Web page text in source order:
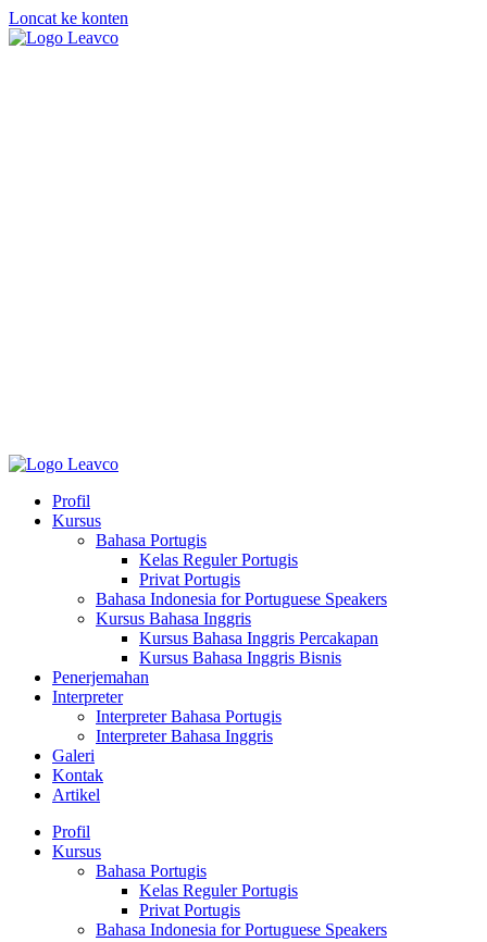
Loncat ke konten
Profil
Kursus
Bahasa Portugis
Kelas Reguler Portugis
Privat Portugis
Bahasa Indonesia for Portuguese Speakers
Kursus Bahasa Inggris
Kursus Bahasa Inggris Percakapan
Kursus Bahasa Inggris Bisnis
Penerjemahan
Interpreter
Interpreter Bahasa Portugis
Interpreter Bahasa Inggris
Galeri
Kontak
Artikel
Profil
Kursus
Bahasa Portugis
Kelas Reguler Portugis
Privat Portugis
Bahasa Indonesia for Portuguese Speakers